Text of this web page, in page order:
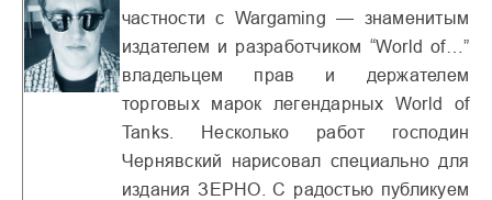
частности с Wargaming — знаменитым
издателем и разработчиком “World of…”
владельцем прав и держателем
торговых марок легендарных World of
Tanks. Несколько работ господин
Чернявский нарисовал специально для
издания ЗЕРНО. С радостью публикуем